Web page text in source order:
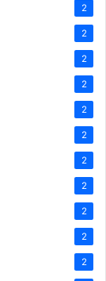
2
2
2
2
2
2
2
2
2
2
2